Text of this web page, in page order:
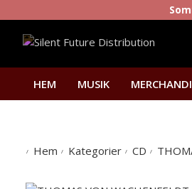
HEM MUSIK
Hem Kategorier CD